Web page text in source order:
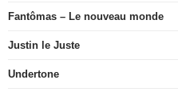
Fantômas – Le nouveau monde
Justin le Juste
Undertone